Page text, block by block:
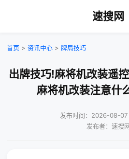
速搜网
首页 > 资讯中心 > 牌局技巧
出牌技巧!麻将机改装遥
麻将机改装注意什
发布时间：2026-08-07
发布者：速搜